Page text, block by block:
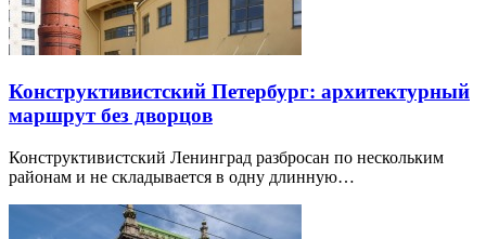
Конструктивистский Петербург: архитектурный
маршрут без дворцов
Конструктивистский Ленинград разбросан по нескольким
районам и не складывается в одну длинную…